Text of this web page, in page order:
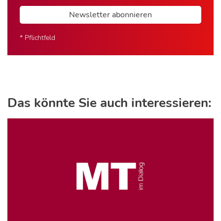
Newsletter abonnieren
* Pflichtfeld
Das könnte Sie auch interessieren: